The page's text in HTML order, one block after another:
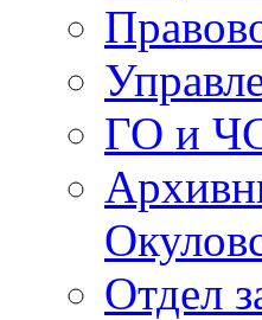
ГО и
Отдел